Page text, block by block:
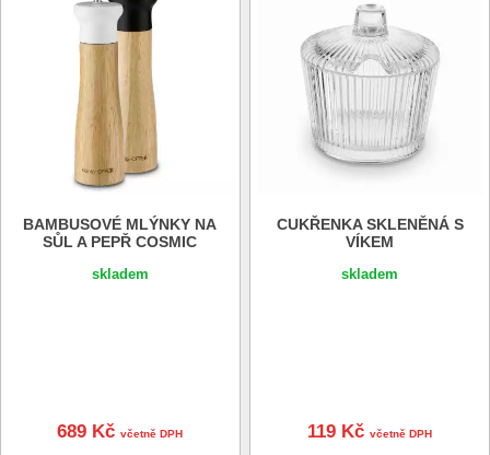
BAMBUSOVÉ MLÝNKY NA
SŮL A PEPŘ COSMIC
skladem
689 Kčvčetně DPH
CUKŘENKA SKLENĚNÁ S
VÍKEM
skladem
119 Kčvčetně DPH